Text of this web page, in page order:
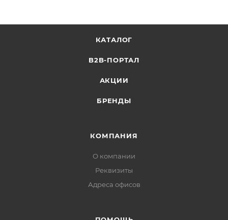
Чувствительный элемент: 1/2.9” 2,1 Мп (Full HD)
Объектив: 2.8 мм фиксированный
Скорость затвора: Авто, 1/50-1/10,000 сек
Режим день/ночь: Есть, встроенный ИК-фильтр
КАТАЛОГ
B2B-ПОРТАЛ
АКЦИИ
БРЕНДЫ
КОМПАНИЯ
О компании
Реквизиты
Адреса офисов